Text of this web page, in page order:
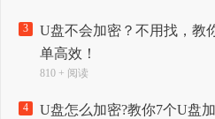
3
U盘不会加密？不用找，教
单高效！
810 + 阅读
4 U盘怎么加密?教你7个U盘